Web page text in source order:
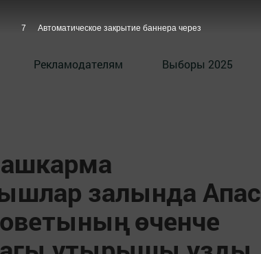
Рекламодателям Выборы 2025
залында Апас
өченче
6 Автоматическое закрытие баннера через